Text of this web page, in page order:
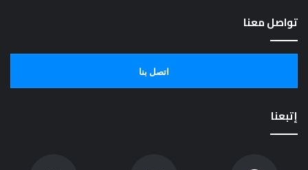
تواصل معنا
اتصل بنا
إتبعنا